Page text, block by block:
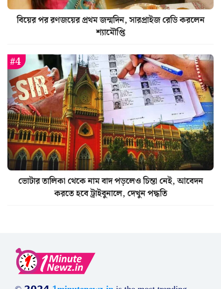
বিয়ের পর রণজয়ের প্রথম জন্মদিন, সারপ্রাইজ রেডি করলেন
শ্যামৌপ্তি
ভোটার তালিকা থেকে নাম বাদ পড়লেও চিন্তা নেই, আবেদন
করতে হবে ট্রাইবুনালে, দেখুন পদ্ধতি